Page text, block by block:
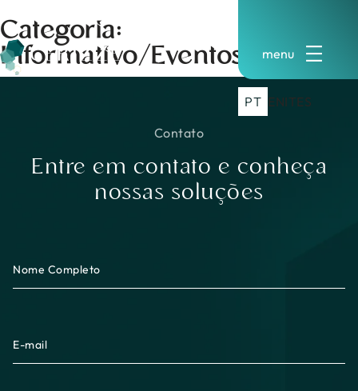
para
o
conteúdo
ENIT
PT ES
Categoria:
Informativo/Eventos
Contato
Entre em contato e conheça
nossas soluções
Nome Completo
E-mail